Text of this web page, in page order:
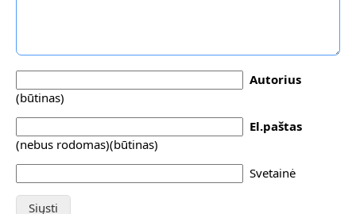
Autorius
(būtinas)
El.paštas
(nebus rodomas)(būtinas)
Svetainė